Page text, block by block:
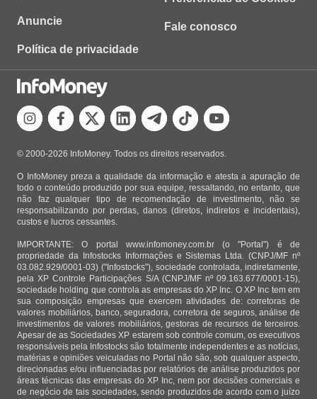
Anuncie
Política de privacidade
Fale conosco
© 2000-2026 InfoMoney. Todos os direitos reservados.
O InfoMoney preza a qualidade da informação e atesta a apuração de
todo o conteúdo produzido por sua equipe, ressaltando, no entanto, que
não faz qualquer tipo de recomendação de investimento, não se
responsabilizando por perdas, danos (diretos, indiretos e incidentais),
custos e lucros cessantes.
IMPORTANTE: O portal www.infomoney.com.br (o "Portal") é de
propriedade da Infostocks Informações e Sistemas Ltda. (CNPJ/MF nº
03.082.929/0001-03) ("Infostocks"), sociedade controlada, indiretamente,
pela XP Controle Participações S/A (CNPJ/MF nº 09.163.677/0001-15),
sociedade holding que controla as empresas do XP Inc. O XP Inc tem em
sua composição empresas que exercem atividades de: corretoras de
valores mobiliários, banco, seguradora, corretora de seguros, análise de
investimentos de valores mobiliários, gestoras de recursos de terceiros.
Apesar de as Sociedades XP estarem sob controle comum, os executivos
responsáveis pela Infostocks são totalmente independentes e as notícias,
matérias e opiniões veiculadas no Portal não são, sob qualquer aspecto,
direcionadas e/ou influenciadas por relatórios de análise produzidos por
áreas técnicas das empresas do XP Inc, nem por decisões comerciais e
de negócio de tais sociedades, sendo produzidos de acordo com o juízo